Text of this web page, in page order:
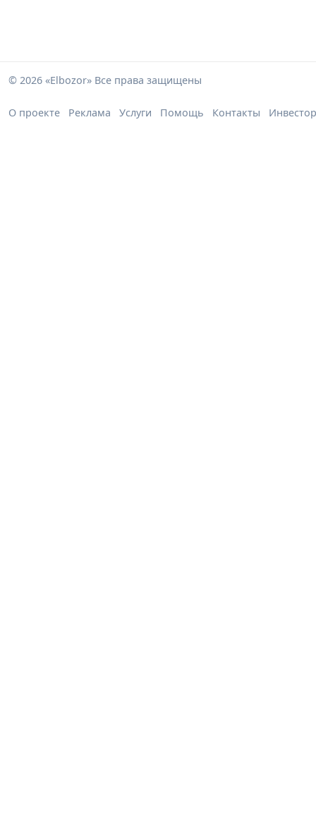
© 2026 «Elbozor» Все права защищены
О проекте Реклама Услуги Помощь Контакты